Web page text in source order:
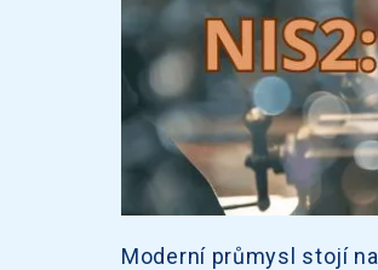
Moderní průmysl stojí